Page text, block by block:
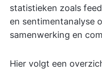
statistieken zoals
en sentimentanalyse
samenwerking en
Hier volgt een